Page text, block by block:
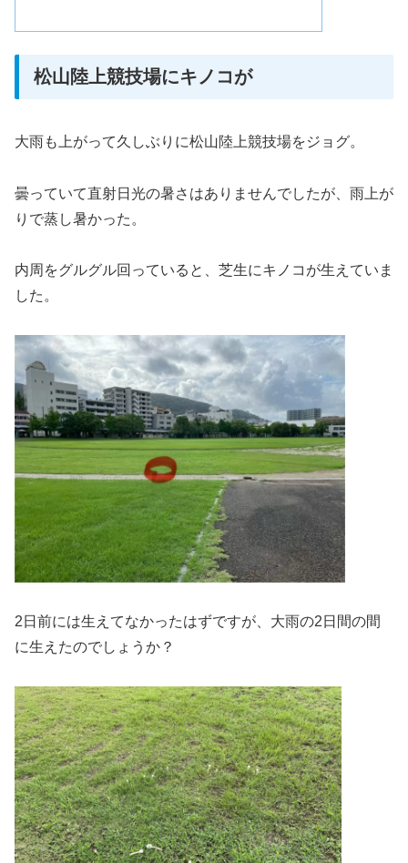
松山陸上競技場にキノコが
大雨も上がって久しぶりに松山陸上競技場をジョグ。
曇っていて直射日光の暑さはありませんでしたが、雨上が
りで蒸し暑かった。
内周をグルグル回っていると、芝生にキノコが生えていま
した。
2日前には生えてなかったはずですが、大雨の2日間の間
に生えたのでしょうか？